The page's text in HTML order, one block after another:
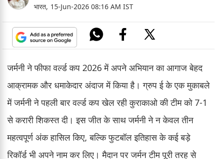
भारत, 15-Jun-2026 08:16 AM IST
जर्मनी ने फीफा वर्ल्ड कप 2026 में अपने अभियान का आगाज बेहद
आक्रामक और धमाकेदार अंदाज में किया है। ग्रुप ई के एक मुकाबले
में जर्मनी ने पहली बार वर्ल्ड कप खेल रही कुराकाओ की टीम को 7-1
से करारी शिकस्त दी। इस जीत के साथ जर्मनी ने न केवल तीन
महत्वपूर्ण अंक हासिल किए, बल्कि फुटबॉल इतिहास के कई बड़े
रिकॉर्ड भी अपने नाम कर लिए। मैदान पर जर्मन टीम पूरी तरह से